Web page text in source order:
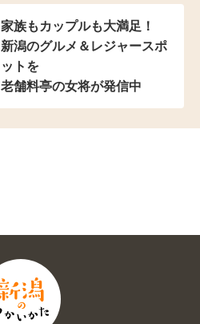
家族もカップルも大満足！
新潟のグルメ＆レジャースポ
ットを
老舗料亭の女将が発信中